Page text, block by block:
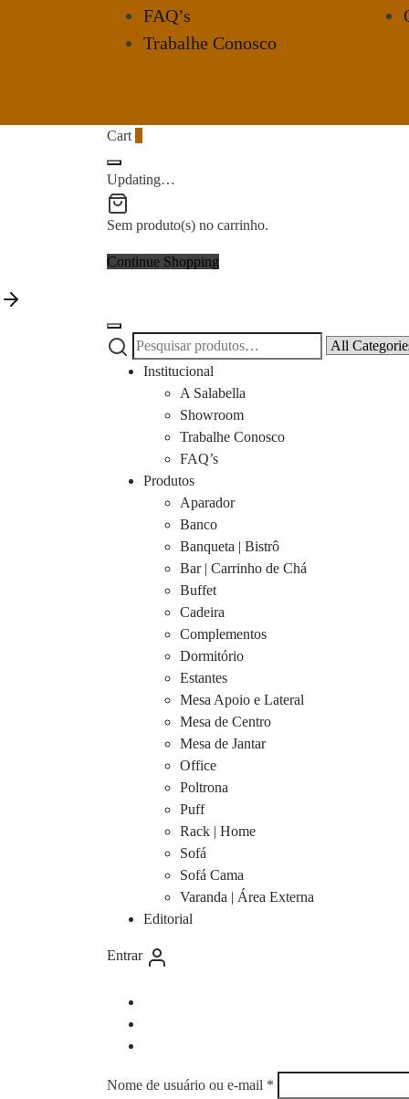
FAQ’s
Trabalhe Conosco
Cart
Updating…
Sem produto(s) no carrinho.
Continue Shopping
Pesquisar
Narrow
Institucional
A Salabella
Showroom
Trabalhe Conosco
FAQ’s
Produtos
Aparador
Banco
Banqueta | Bistrô
Bar | Carrinho de Chá
Buffet
Cadeira
Complementos
Dormitório
Estantes
Mesa Apoio e Lateral
Mesa de Centro
Mesa de Jantar
Office
Poltrona
Puff
Rack | Home
Sofá
Sofá Cama
Varanda | Área Externa
Editorial
Entrar
Nome de usuário ou e-mail *